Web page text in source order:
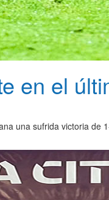
en el
una sufrida victoria